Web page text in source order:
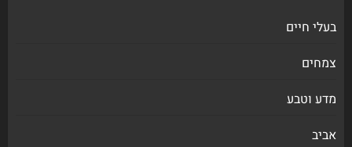
בעלי חיים
צמחים
מדע וטבע
אביב